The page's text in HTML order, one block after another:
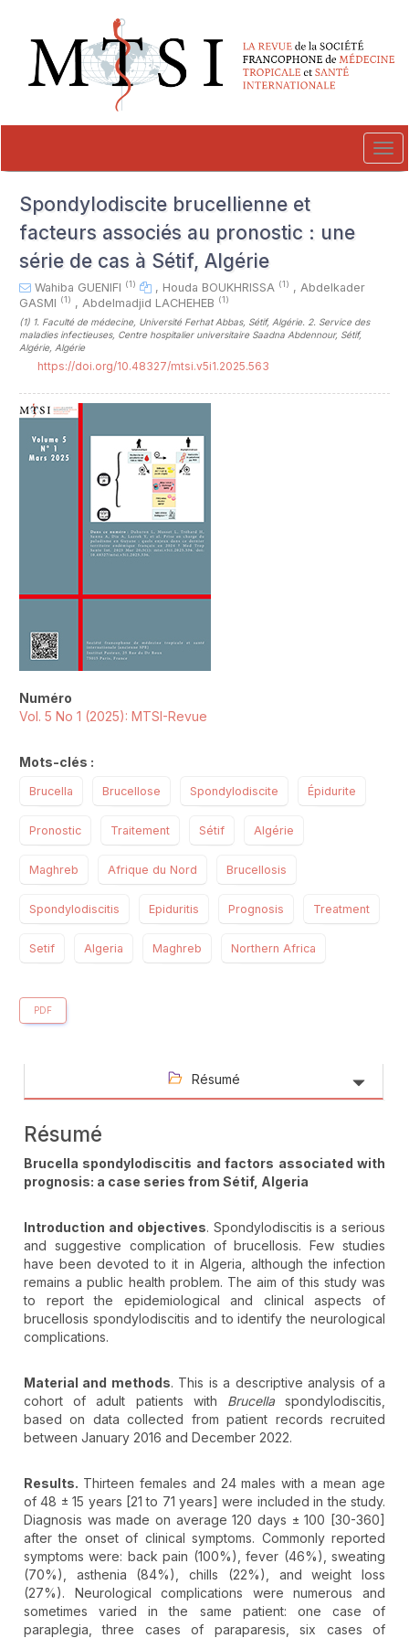
##plugins.themes.novelty.accessible_menu.main_navigation##
##plugins.themes.novelty.accessible_menu.main_content##
##plugins.themes.novelty.accessible_menu.sidebar##
Spondylodiscite brucellienne et
facteurs associés au pronostic : une
série de cas à Sétif, Algérie
Wahiba GUENIFI (1) , Houda BOUKHRISSA (1) , Abdelkader
GASMI (1) , Abdelmadjid LACHEHEB (1)
(1) 1. Faculté de médecine, Université Ferhat Abbas, Sétif, Algérie. 2. Service des
maladies infectieuses, Centre hospitalier universitaire Saadna Abdennour, Sétif,
Algérie, Algérie
https://doi.org/10.48327/mtsi.v5i1.2025.563
Numéro
Vol. 5 No 1 (2025): MTSI-Revue
Mots-clés :
Brucella Brucellose Spondylodiscite Épidurite
Pronostic Traitement Sétif Algérie
Maghreb Afrique du Nord Brucellosis
Spondylodiscitis Epiduritis Prognosis Treatment
Setif Algeria Maghreb Northern Africa
PDF
Résumé
Résumé
Brucella spondylodiscitis and factors associated with
prognosis: a case series from Sétif, Algeria
Introduction and objectives. Spondylodiscitis is a serious
and suggestive complication of brucellosis. Few studies
have been devoted to it in Algeria, although the infection
remains a public health problem. The aim of this study was
to report the epidemiological and clinical aspects of
brucellosis spondylodiscitis and to identify the neurological
complications.
Material and methods. This is a descriptive analysis of a
cohort of adult patients with Brucellaspondylodiscitis,
based on data collected from patient records recruited
between January 2016 and December 2022.
Results. Thirteen females and 24 males with a mean age
of 48 ± 15 years [21 to 71 years] were included in the study.
Diagnosis was made on average 120 days ± 100 [30-360]
after the onset of clinical symptoms. Commonly reported
symptoms were: back pain (100%), fever (46%), sweating
(70%), asthenia (84%), chills (22%), and weight loss
(27%). Neurological complications were numerous and
sometimes varied in the same patient: one case of
paraplegia, three cases of paraparesis, six cases of